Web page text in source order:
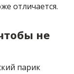
отличается.
не
парик